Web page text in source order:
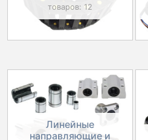
товаров: 12
Линейные
направляющие и